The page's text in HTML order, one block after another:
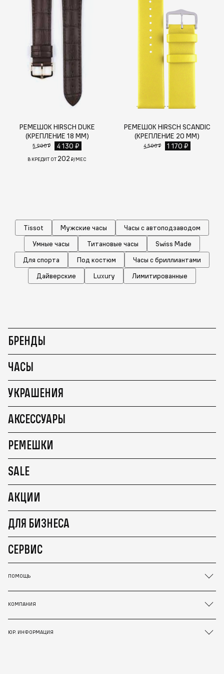
РЕМЕШОК HIRSCH DUKE
(КРЕПЛЕНИЕ 18 ММ)
5 900 ₽ 4 130 ₽
В КРЕДИТ ОТ 202 ₽/МЕС
РЕМЕШОК HIRSCH SCANDIC
(КРЕПЛЕНИЕ 20 ММ)
4 500 ₽ 1 170 ₽
Tissot Мужские часы
Часы с автоподзаводом
Умные часы
Титановые часы
Swiss Made
Для спорта
Под костюм
Часы с бриллиантами
Дайверские
Luxury Лимитированные
БРЕНДЫ
ЧАСЫ
УКРАШЕНИЯ
АКСЕССУАРЫ
РЕМЕШКИ
SALE
АКЦИИ
ДЛЯ БИЗНЕСА
СЕРВИС
ПОМОЩЬ
КОМПАНИЯ
ЮР. ИНФОРМАЦИЯ